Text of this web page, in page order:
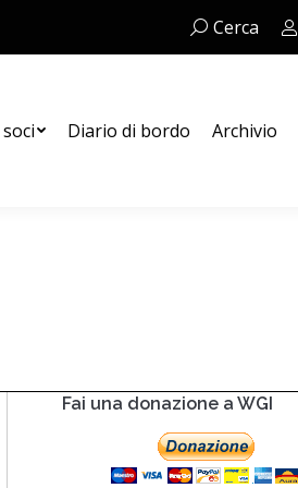
Cerca:Cerca
Diario di bordo Archivio
Fai una donazione a WGI
Contatti